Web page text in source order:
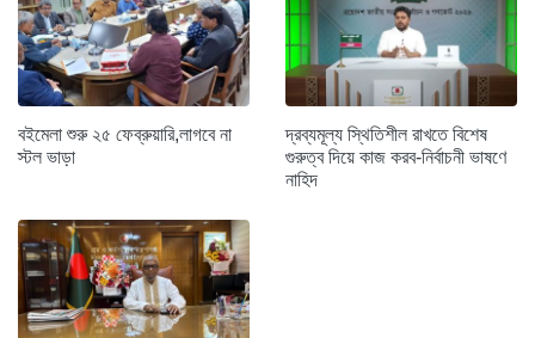
বইমেলা শুরু ২৫ ফেব্রুয়ারি,লাগবে না
স্টল ভাড়া
দ্রব্যমূল্য স্থিতিশীল রাখতে বিশেষ
গুরুত্ব দিয়ে কাজ করব-নির্বাচনী ভাষণে
নাহিদ